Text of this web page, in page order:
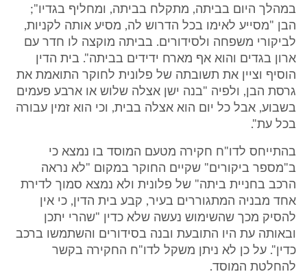
במהלך היום בביתה, מתקלח בביתה, ומחליף בגדיו";
הבן "מסייע לאימו בכל הדרוש לה, מסיע אותה לקניות,
לביקורי משפחה ולסידורים. בביתה מוקצה לו חדר עם
ארון בגדים והוא אף מארח ידידים בביתה". בית הדין
הוסיף וציין את תשובתה של פלונית לחוקר התואמת את
גרסת הבן, ולפיה "בנה ישן אצלה שלוש או ארבע פעמים
בשבוע, אבל כל יום הוא אצלה בבית, וכי הוא זמין עבורה
בכל עת".
בהתייחס לדו"ח חקירה מטעם המוסד בו נמצא כי
ב"מספר ביקורים" שקיים החוקר במקום "לא נראה
הרכב בחניית ביתה" של פלונית ולא נמצא סמוך לדירת
אחד מבניה המתגוררים בעיר, קבע בית הדין, כי אין
להסיק מכך שהשימוש נעשה שלא כדין "שהרי יתכן
ובאותה עת היו התובעת ובנה בסידורים והשתמשו ברכב
כדין". על כן לא ניתן משקל לדו"ח החקירה בקשר
להחלטת המוסד.